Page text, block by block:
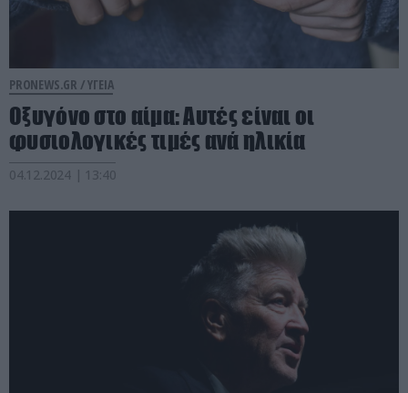
PRONEWS.GR /ΥΓΕΙΑ
Οξυγόνο στο αίμα: Αυτές είναι οι
φυσιολογικές τιμές ανά ηλικία
04.12.2024 | 13:40